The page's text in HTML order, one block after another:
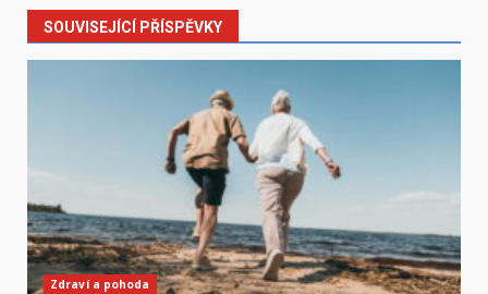
SOUVISEJÍCÍ PŘÍSPĚVKY
Zdraví a pohoda